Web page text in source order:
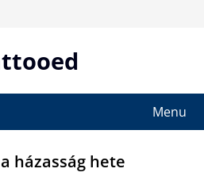
Menu
házasság hete